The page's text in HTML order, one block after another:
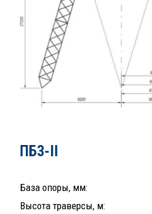
ПБ3-II
База опоры, мм:
Высота траверсы, м: